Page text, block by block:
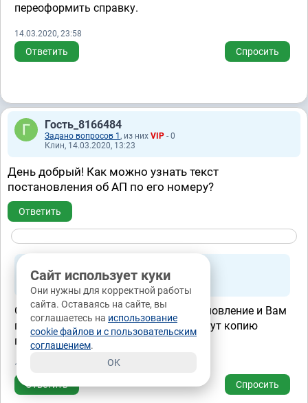
переоформить справку.
14.03.2020, 23:58
Ответить Спросить
Гость_8166484
Задано вопросов 1 , из них VIP - 0
Клин, 14.03.2020, 13:23
День добрый! Как можно узнать текст
постановления об АП по его номеру?
Ответить
Юристиз города Москва, стаж 40 лет
4.7
26229 отзывов
Обратитесь в орган, вынесший постановление и Вам
предоставят информацию или выдадут копию
постановления.
14.03.2020, 23:59
Ответить Спросить
Сайт использует куки
Они нужны для корректной работы
сайта. Оставаясь на сайте, вы
соглашаетесь на использование
cookie файлов и с пользовательским
соглашением.
OK